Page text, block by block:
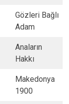
​Gözleri Bağlı
Adam
​Anaların
Hakkı
​Makedonya
1900